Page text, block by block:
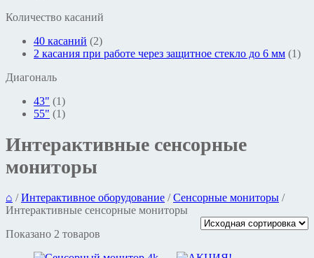
Количество касаний
40 касаний (2)
2 касания при работе через защитное стекло до 6 мм (1)
Диагональ
43" (1)
55" (1)
Интерактивные сенсорные
мониторы
⌂ /Интерактивное оборудование /Сенсорные мониторы /
Интерактивные сенсорные мониторы
Показано 2 товаров